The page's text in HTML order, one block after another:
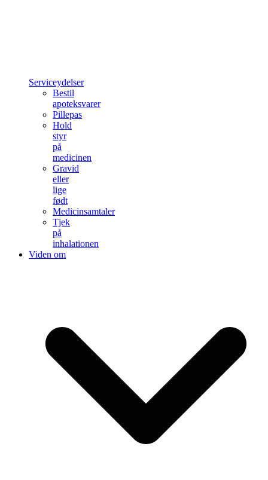
Serviceydelser
Bestil
apoteksvarer
Pillepas
Hold
styr
på
medicinen
Gravid
eller
lige
født
Medicinsamtaler
Tjek
på
inhalationen
Viden om